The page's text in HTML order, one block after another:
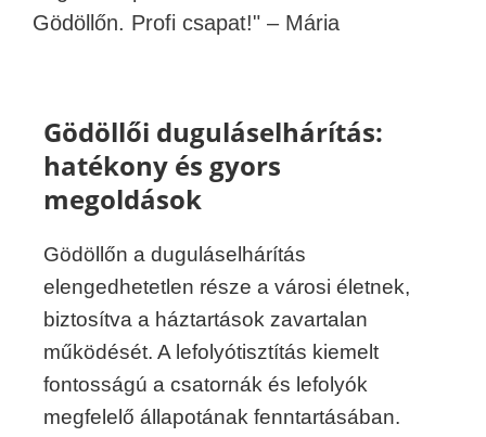
Gödöllőn. Profi csapat!" – Mária
Gödöllői duguláselhárítás:
hatékony és gyors
megoldások
Gödöllőn a duguláselhárítás
elengedhetetlen része a városi életnek,
biztosítva a háztartások zavartalan
működését. A lefolyótisztítás kiemelt
fontosságú a csatornák és lefolyók
megfelelő állapotának fenntartásában.